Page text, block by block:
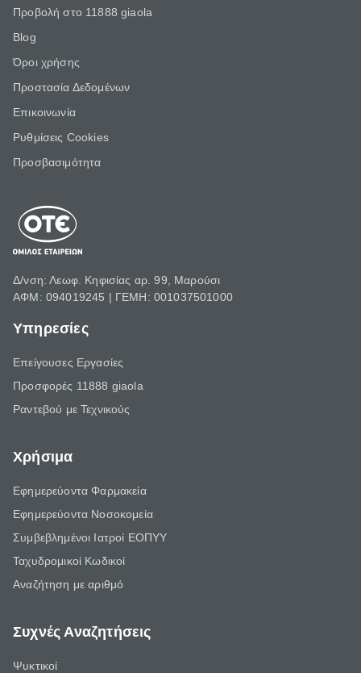
Προβολή στο 11888 giaola
Blog
Όροι χρήσης
Προστασία Δεδομένων
Επικοινωνία
Ρυθμίσεις Cookies
Προσβασιμότητα
Δ/νση: Λεωφ. Κηφισίας αρ. 99, Μαρούσι
ΑΦΜ: 094019245 | ΓΕΜΗ: 001037501000
Υπηρεσίες
Επείγουσες Εργασίες
Προσφορές 11888 giaola
Ραντεβού με Τεχνικούς
Χρήσιμα
Εφημερεύοντα Φαρμακεία
Εφημερεύοντα Νοσοκομεία
Συμβεβλημένοι Ιατροί ΕΟΠΥΥ
Ταχυδρομικοί Κωδικοί
Αναζήτηση με αριθμό
Συχνές Αναζητήσεις
Ψυκτικοί